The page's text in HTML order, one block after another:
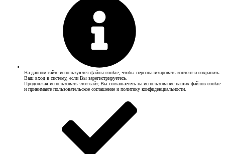
На данном сайте используются файлы cookie, чтобы персонализировать контент и сохранить
Ваш вход в систему, если Вы зарегистрируетесь.
Продолжая использовать этот сайт, Вы соглашаетесь на использование наших файлов cookie
и принимаете пользовательское соглашение и политику конфиденциальности.